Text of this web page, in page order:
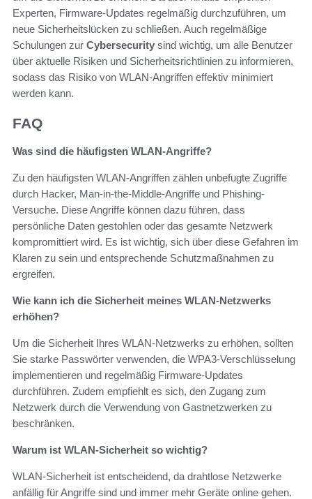
Experten, Firmware-Updates regelmäßig durchzuführen, um
neue Sicherheitslücken zu schließen. Auch regelmäßige
Schulungen zur Cybersecurity sind wichtig, um alle Benutzer
über aktuelle Risiken und Sicherheitsrichtlinien zu informieren,
sodass das Risiko von WLAN-Angriffen effektiv minimiert
werden kann.
FAQ
Was sind die häufigsten WLAN-Angriffe?
Zu den häufigsten WLAN-Angriffen zählen unbefugte Zugriffe
durch Hacker, Man-in-the-Middle-Angriffe und Phishing-
Versuche. Diese Angriffe können dazu führen, dass
persönliche Daten gestohlen oder das gesamte Netzwerk
kompromittiert wird. Es ist wichtig, sich über diese Gefahren im
Klaren zu sein und entsprechende Schutzmaßnahmen zu
ergreifen.
Wie kann ich die Sicherheit meines WLAN-Netzwerks
erhöhen?
Um die Sicherheit Ihres WLAN-Netzwerks zu erhöhen, sollten
Sie starke Passwörter verwenden, die WPA3-Verschlüsselung
implementieren und regelmäßig Firmware-Updates
durchführen. Zudem empfiehlt es sich, den Zugang zum
Netzwerk durch die Verwendung von Gastnetzwerken zu
beschränken.
Warum ist WLAN-Sicherheit so wichtig?
WLAN-Sicherheit ist entscheidend, da drahtlose Netzwerke
anfällig für Angriffe sind und immer mehr Geräte online gehen.